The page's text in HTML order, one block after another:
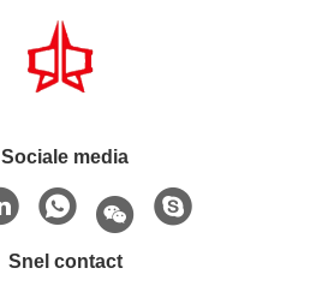
Sociale media
Snel contact